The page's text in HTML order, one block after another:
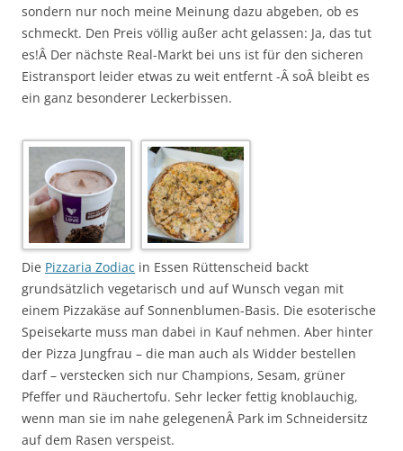
sondern nur noch meine Meinung dazu abgeben, ob es
schmeckt. Den Preis völlig außer acht gelassen: Ja, das tut
es!Â Der nächste Real-Markt bei uns ist für den sicheren
Eistransport leider etwas zu weit entfernt -Â soÂ bleibt es
ein ganz besonderer Leckerbissen.
Die Pizzaria Zodiac in Essen Rüttenscheid backt
grundsätzlich vegetarisch und auf Wunsch vegan mit
einem Pizzakäse auf Sonnenblumen-Basis. Die esoterische
Speisekarte muss man dabei in Kauf nehmen. Aber hinter
der Pizza Jungfrau – die man auch als Widder bestellen
darf – verstecken sich nur Champions, Sesam, grüner
Pfeffer und Räuchertofu. Sehr lecker fettig knoblauchig,
wenn man sie im nahe gelegenenÂ Park im Schneidersitz
auf dem Rasen verspeist.